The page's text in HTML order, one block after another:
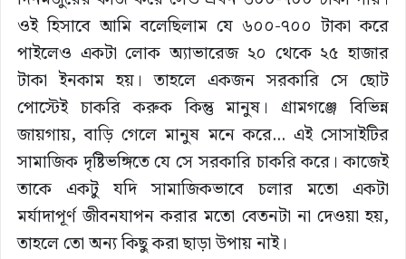
ওই হিসাবে আমি বলেছিলাম যে ৬০০-৭০০ টাকা করে
পাইলেও একটা লোক অ্যাভারেজ ২০ থেকে ২৫ হাজার
টাকা ইনকাম হয়। তাহলে একজন সরকারি সে ছোট
পোস্টেই চাকরি করুক কিন্তু মানুষ। গ্রামগঞ্জে বিভিন্ন
জায়গায়, বাড়ি গেলে মানুষ মনে করে… এই সোসাইটির
সামাজিক দৃষ্টিভঙ্গিতে যে সে সরকারি চাকরি করে। কাজেই
তাকে একটু যদি সামাজিকভাবে চলার মতো একটা
মর্যাদাপূর্ণ জীবনযাপন করার মতো বেতনটা না দেওয়া হয়,
তাহলে তো অন্য কিছু করা ছাড়া উপায় নাই।